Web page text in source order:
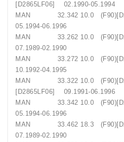
[D2865LF06] 02.1990-
MAN 32.342 10.0
05.1994-06.1996
MAN 33.262 10.0
07.1989-02.1990
MAN 33.272 10.0
10.1992-04.1995
MAN 33.322 10.0
[D2865LF06] 09.1991-
MAN 33.342 10.0
05.1994-06.1996
MAN 33.462 18.3
07.1989-02.1990